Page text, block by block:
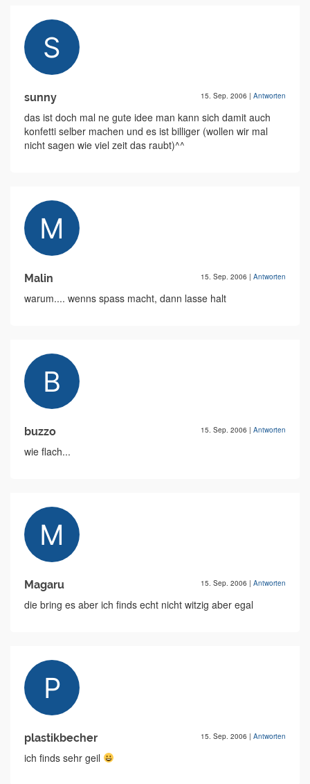
sunny 15. Sep. 2006 | Antworten
das ist doch mal ne gute idee man kann sich damit auch
konfetti selber machen und es ist billiger (wollen wir mal
nicht sagen wie viel zeit das raubt)^^
Malin 15. Sep. 2006 | Antworten
warum.... wenns spass macht, dann lasse halt
buzzo 15. Sep. 2006 | Antworten
wie flach...
Magaru 15. Sep. 2006 | Antworten
die bring es aber ich finds echt nicht witzig aber egal
plastikbecher 15. Sep. 2006 | Antworten
ich finds sehr geil